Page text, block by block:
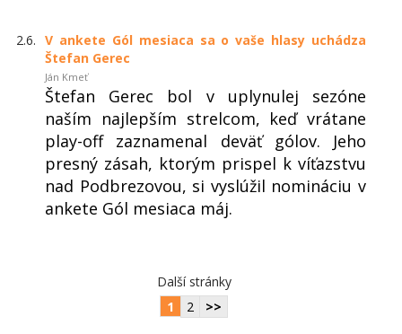
2.6. V ankete Gól mesiaca sa o vaše hlasy uchádza
Štefan Gerec
Ján Kmeť
Štefan Gerec bol v uplynulej sezóne
naším najlepším strelcom, keď vrátane
play-off zaznamenal deväť gólov. Jeho
presný zásah, ktorým prispel k víťazstvu
nad Podbrezovou, si vyslúžil nomináciu v
ankete Gól mesiaca máj.
Další stránky
1
2 >>